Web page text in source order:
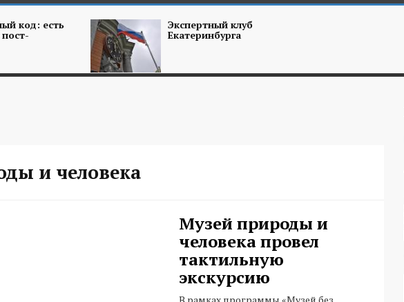
код: есть Экспертный клуб
Екатеринбурга
и человека
Музей природы и
человека провел
тактильную
экскурсию